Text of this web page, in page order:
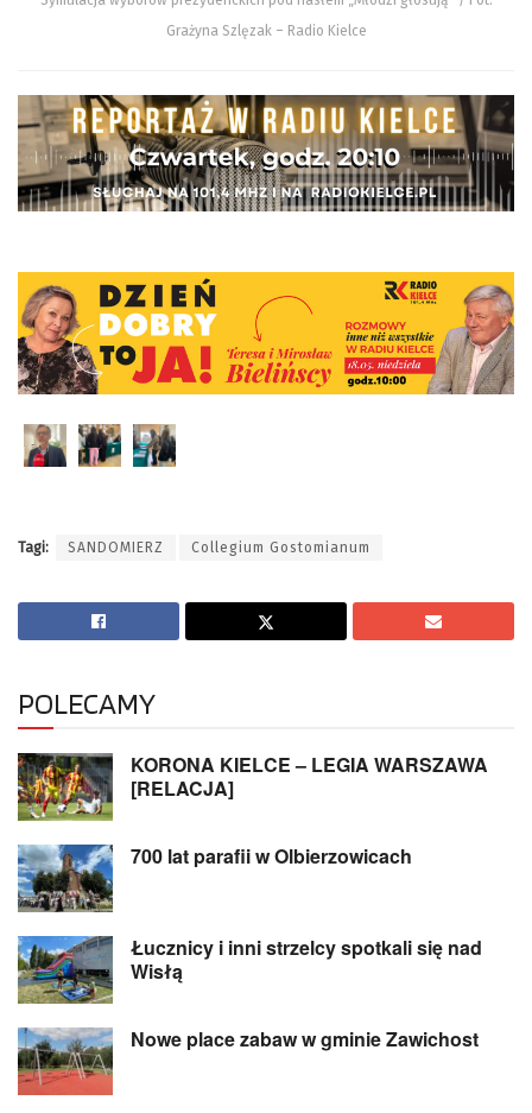
Grażyna Szlęzak – Radio Kielce
Tagi: SANDOMIERZ Collegium Gostomianum
POLECAMY
KORONA KIELCE – LEGIA WARSZAWA
[RELACJA]
700 lat parafii w Olbierzowicach
Łucznicy i inni strzelcy spotkali się nad
Wisłą
Nowe place zabaw w gminie Zawichost